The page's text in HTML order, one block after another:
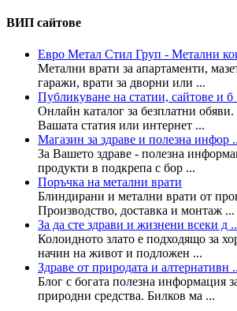
ВИП сайтове
Евро Метал Стил Груп - Метални
Метални врати за апартаменти,
гаражи, врати за дворни или ...
Публикуване на статии, сайтове и б
Онлайн каталог за безплатни
Вашата статия или интернет ...
Магазин за здраве и полезна инфор
За Вашето здраве - полезна
продукти в подкрепа с бор ...
Поръчка на метални врати
Блиндирани и метални врати от
Производство, доставка и монтаж ...
За да сте здрави и жизнени всеки д
Колoидното злато е подходящо за
начин на живот и подложен ...
Здраве от природата и алтернативн
Блог с богата полезна информация
природни средства. Билков ма ...